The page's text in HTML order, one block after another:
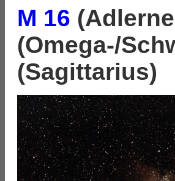
M 16
(Omega-/
(Sagittarius)